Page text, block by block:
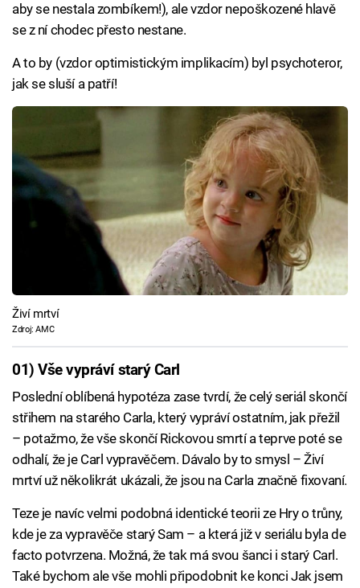
aby se nestala zombíkem!), ale vzdor nepoškozené hlavě
se z ní chodec přesto nestane.
A to by (vzdor optimistickým implikacím) byl psychoteror,
jak se sluší a patří!
Živí mrtví
Zdroj: AMC
01) Vše vypráví starý Carl
Poslední oblíbená hypotéza zase tvrdí, že celý seriál skončí
střihem na starého Carla, který vypráví ostatním, jak přežil
– potažmo, že vše skončí Rickovou smrtí a teprve poté se
odhalí, že je Carl vypravěčem. Dávalo by to smysl – Živí
mrtví už několikrát ukázali, že jsou na Carla značně fixovaní.
Teze je navíc velmi podobná identické teorii ze Hry o trůny,
kde je za vypravěče starý Sam – a která již v seriálu byla de
facto potvrzena. Možná, že tak má svou šanci i starý Carl.
Také bychom ale vše mohli připodobnit ke konci Jak jsem